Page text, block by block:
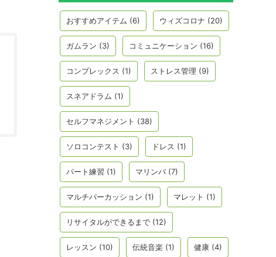
おすすめアイテム (6) ウィズコロナ (20)
ガムラン (3) コミュニケーション (16)
コンプレックス (1) ストレス管理 (9)
スネアドラム (1)
セルフマネジメント (38)
ソロコンテスト (3) ドレス (1)
パート練習 (1) マリンバ(7)
マルチパーカッション (1) マレット (1)
リサイタルができるまで (12)
レッスン (10) 伝統音楽 (1) 健康 (4)